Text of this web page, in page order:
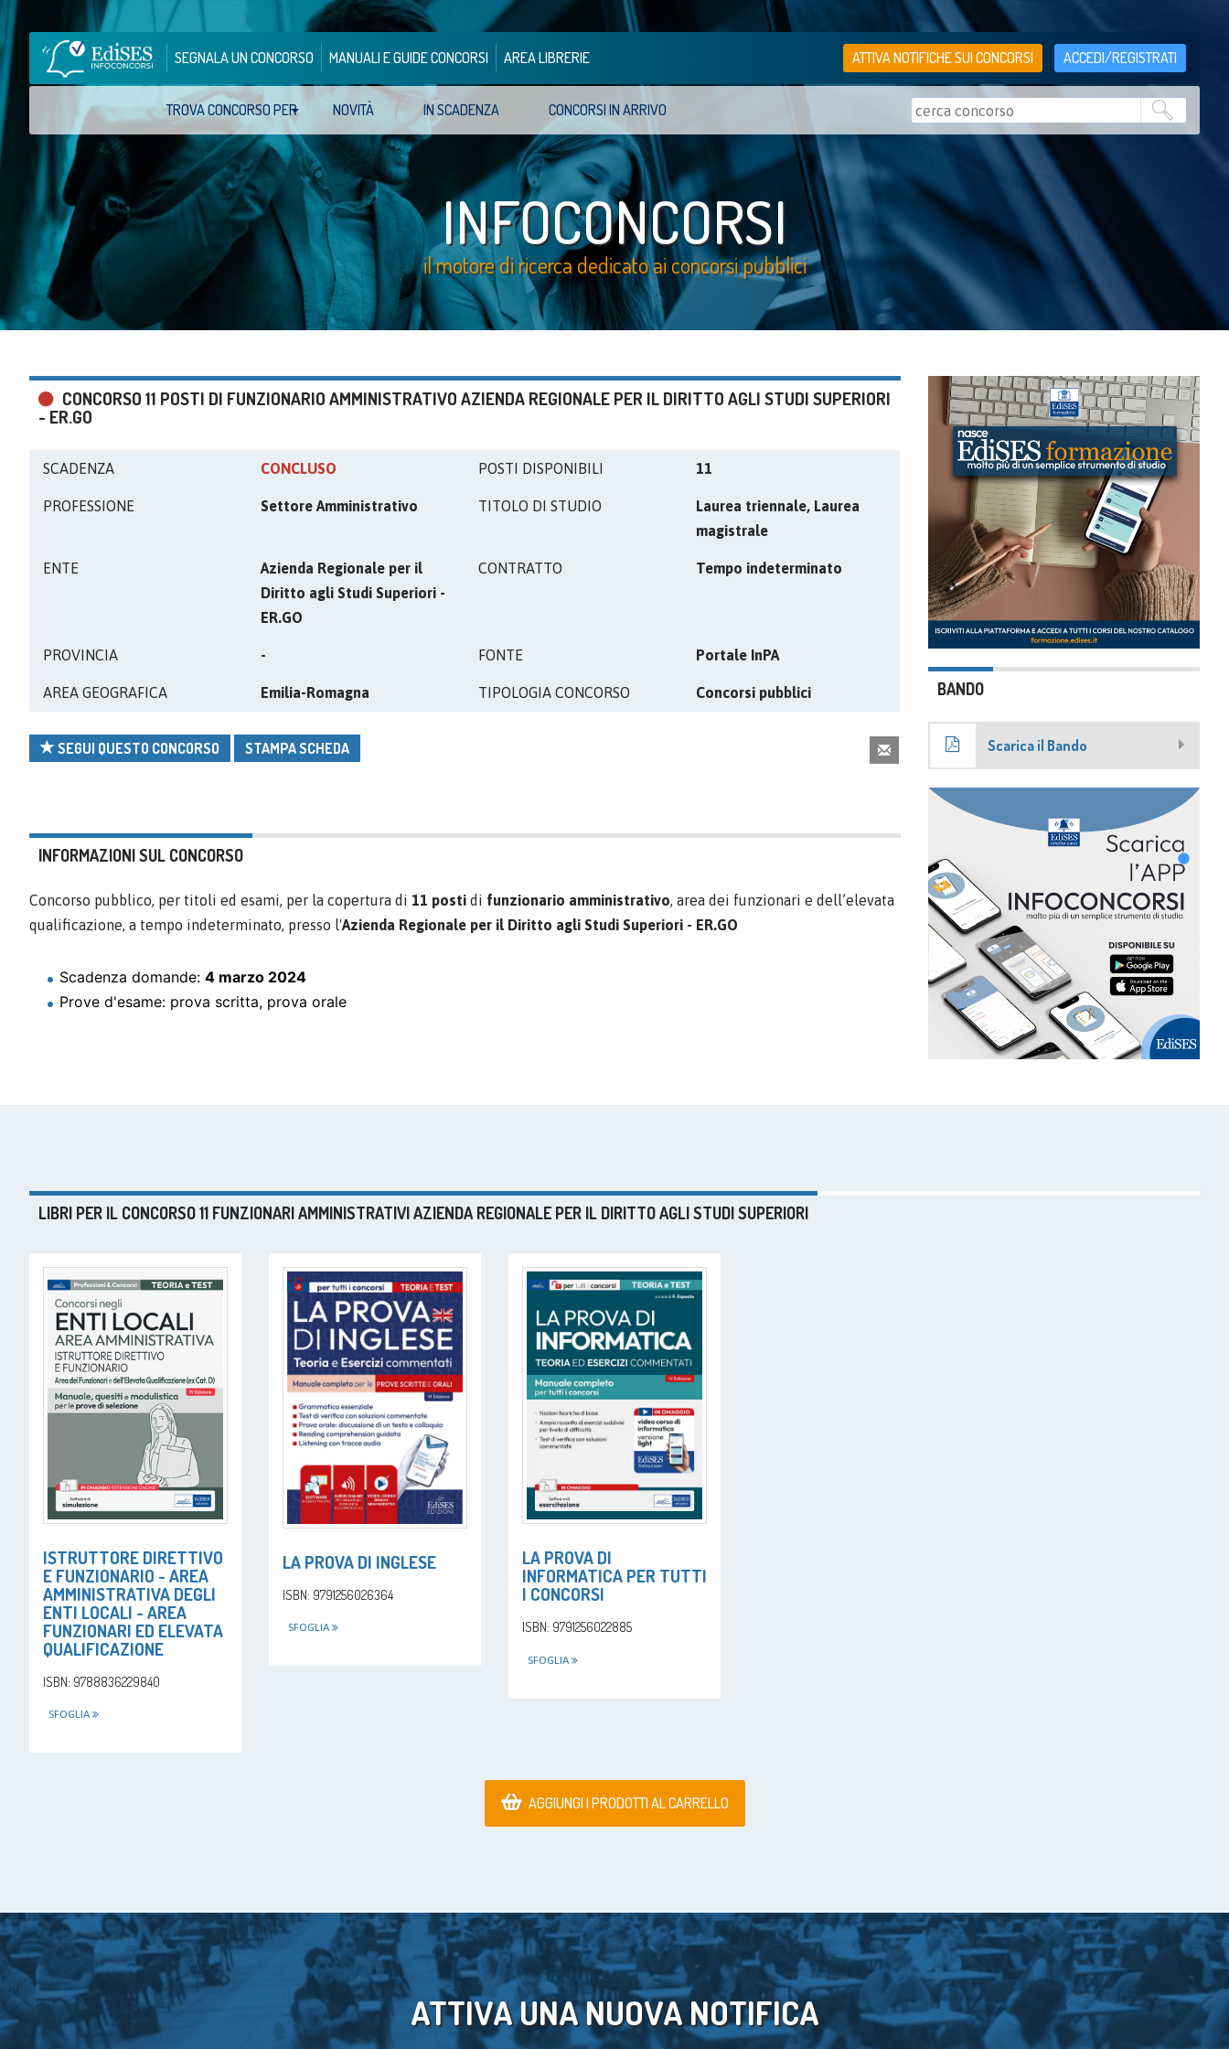
SEGNALA UN CONCORSO MANUALI E GUIDE CONCORSI AREA LIBRERIE ATTIVA NOTIFICHE SUI CONCORSI ACCEDI/REGISTRATI
TROVA CONCORSO PER NOVITÀ IN SCADENZA CONCORSI IN ARRIVO
INFOCONCORSI
il motore di ricerca dedicato ai concorsi pubblici
CONCORSO 11 POSTI DI FUNZIONARIO AMMINISTRATIVO AZIENDA REGIONALE PER IL DIRITTO AGLI STUDI SUPERIORI
- ER.GO
SCADENZA CONCLUSO POSTI DISPONIBILI 11
PROFESSIONE Settore Amministrativo TITOLO DI STUDIO
Laurea triennale, Laurea
magistrale
ENTE
Azienda Regionale per il
Diritto agli Studi Superiori -
ER.GO
CONTRATTO Tempo indeterminato
PROVINCIA - FONTE Portale InPA
AREA GEOGRAFICA Emilia-Romagna TIPOLOGIA CONCORSO Concorsi pubblici
SEGUI QUESTO CONCORSO STAMPA SCHEDA
INFORMAZIONI SUL CONCORSO
Concorso pubblico, per titoli ed esami, per la copertura di 11 posti di funzionario amministrativo, area dei funzionari e dell’elevata
qualificazione, a tempo indeterminato, presso l'Azienda Regionale per il Diritto agli Studi Superiori - ER.GO
Scadenza domande: 4 marzo 2024
Prove d'esame: prova scritta, prova orale
BANDO
Scarica il Bando
LIBRI PER IL CONCORSO 11 FUNZIONARI AMMINISTRATIVI AZIENDA REGIONALE PER IL DIRITTO AGLI STUDI SUPERIORI
ISTRUTTORE DIRETTIVO
E FUNZIONARIO - AREA
AMMINISTRATIVA DEGLI
ENTI LOCALI - AREA
FUNZIONARI ED ELEVATA
QUALIFICAZIONE
ISBN: 9788836229840
SFOGLIA
LA PROVA DI INGLESE
ISBN: 9791256026364
SFOGLIA
LA PROVA DI
INFORMATICA PER TUTTI
I CONCORSI
ISBN: 9791256022885
SFOGLIA
AGGIUNGI I PRODOTTI AL CARRELLO
ATTIVA UNA NUOVA NOTIFICA